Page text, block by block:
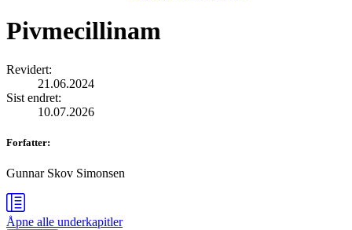
Pivmecillinam
Revidert:
21.06.2024
Sist endret:
10.07.2026
Forfatter:
Gunnar Skov Simonsen
Åpne alle underkapitler